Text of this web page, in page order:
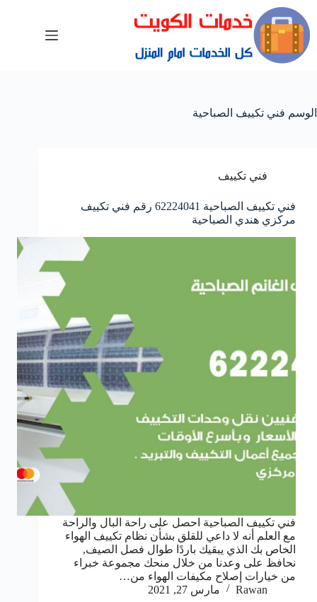
الوسم فني تكييف الصباحية
فني تكييف
فني تكييف الصباحية 62224041 رقم فني تكييف
مركزي هندي الصباحية
فني تكييف الصباحية احصل على راحة البال والراحة
مع العلم أنه لا داعي للقلق بشأن نظام تكييف الهواء
الخاص بك الذي يبقيك باردًا طوال فصل الصيف,
نحافظ على وعدنا من خلال منحك مجموعة خبراء
من خيارات إصلاح مكيفات الهواء من…
Rawan
مارس 27, 2021